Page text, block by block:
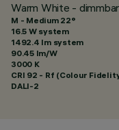
Warm White -
M - Medium 22°
16.5 W system
1492.4 lm system
90.45 lm/W
3000 K
CRI 92 - Rf (Colour
DALI-2